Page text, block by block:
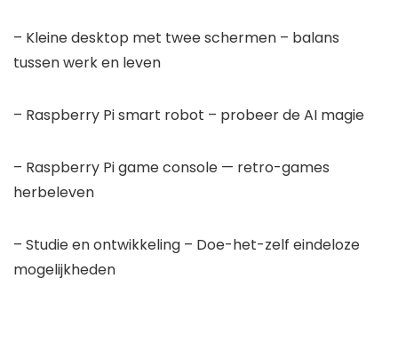
– Kleine desktop met twee schermen – balans
tussen werk en leven
– Raspberry Pi smart robot – probeer de AI magie
– Raspberry Pi game console — retro-games
herbeleven
– Studie en ontwikkeling – Doe-het-zelf eindeloze
mogelijkheden